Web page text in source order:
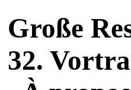
Große
32.